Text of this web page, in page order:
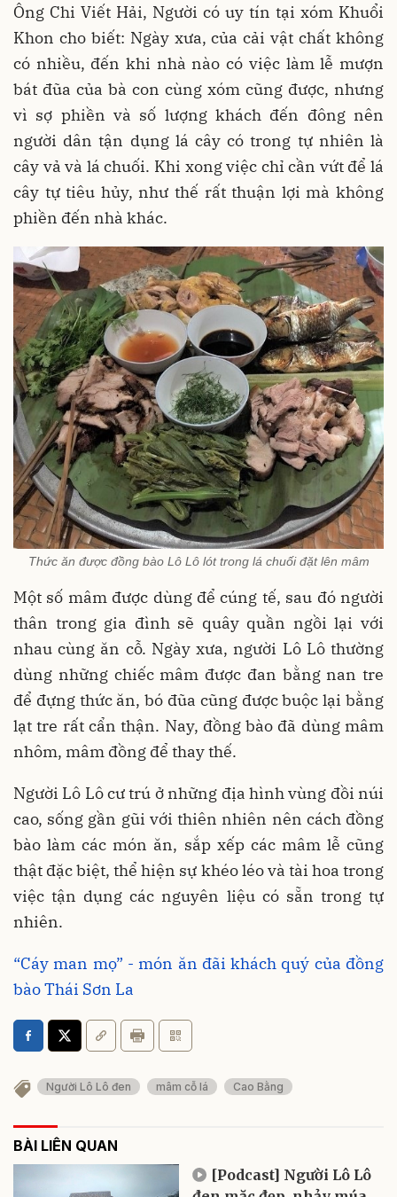
Ông Chi Viết Hải, Người có uy tín tại xóm Khuổi
Khon cho biết: Ngày xưa, của cải vật chất không
có nhiều, đến khi nhà nào có việc làm lễ mượn
bát đũa của bà con cùng xóm cũng được, nhưng
vì sợ phiền và số lượng khách đến đông nên
người dân tận dụng lá cây có trong tự nhiên là
cây vả và lá chuối. Khi xong việc chỉ cần vứt để lá
cây tự tiêu hủy, như thế rất thuận lợi mà không
phiền đến nhà khác.
Thức ăn được đồng bào Lô Lô lót trong lá chuối đặt lên mâm
Một số mâm được dùng để cúng tế, sau đó người
thân trong gia đình sẽ quây quần ngồi lại với
nhau cùng ăn cỗ. Ngày xưa, người Lô Lô thường
dùng những chiếc mâm được đan bằng nan tre
để đựng thức ăn, bó đũa cũng được buộc lại bằng
lạt tre rất cẩn thận. Nay, đồng bào đã dùng mâm
nhôm, mâm đồng để thay thế.
Người Lô Lô cư trú ở những địa hình vùng đồi núi
cao, sống gần gũi với thiên nhiên nên cách đồng
bào làm các món ăn, sắp xếp các mâm lễ cũng
thật đặc biệt, thể hiện sự khéo léo và tài hoa trong
việc tận dụng các nguyên liệu có sẵn trong tự
nhiên.
“Cáy man mọ” - món ăn đãi khách quý của đồng
bào Thái Sơn La
Người Lô Lô đen mâm cỗ lá Cao Bằng
BÀI LIÊN QUAN
[Podcast] Người Lô Lô